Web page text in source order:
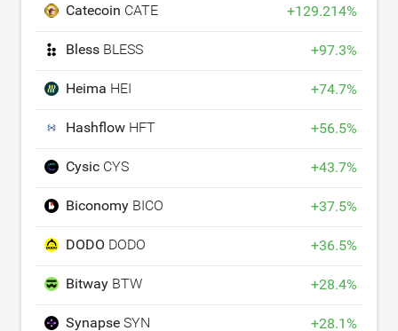
Catecoin CATE +129.214%
Bless BLESS +97.3%
Heima HEI +74.7%
Hashflow HFT +56.5%
Cysic CYS +43.7%
Biconomy BICO +37.5%
DODO DODO +36.5%
Bitway BTW +28.4%
Synapse SYN +28.1%